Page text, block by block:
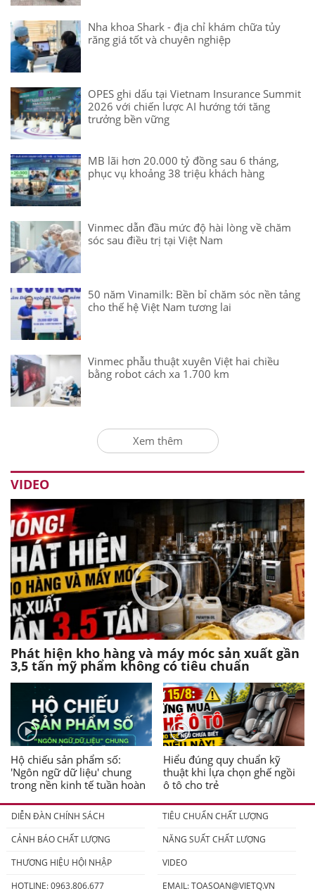
Nha khoa Shark - địa chỉ khám chữa tủy
răng giá tốt và chuyên nghiệp
OPES ghi dấu tại Vietnam Insurance Summit
2026 với chiến lược AI hướng tới tăng
trưởng bền vững
MB lãi hơn 20.000 tỷ đồng sau 6 tháng,
phục vụ khoảng 38 triệu khách hàng
Vinmec dẫn đầu mức độ hài lòng về chăm
sóc sau điều trị tại Việt Nam
50 năm Vinamilk: Bền bỉ chăm sóc nền tảng
cho thế hệ Việt Nam tương lai
Vinmec phẫu thuật xuyên Việt hai chiều
bằng robot cách xa 1.700 km
Xem thêm
VIDEO
Phát hiện kho hàng và máy móc sản xuất gần
3,5 tấn mỹ phẩm không có tiêu chuẩn
Hộ chiếu sản phẩm số:
'Ngôn ngữ dữ liệu' chung
trong nền kinh tế tuần hoàn
Hiểu đúng quy chuẩn kỹ
thuật khi lựa chọn ghế ngồi
ô tô cho trẻ
DIỄN ĐÀN CHÍNH SÁCH
TIÊU CHUẨN CHẤT LƯỢNG
CẢNH BÁO CHẤT LƯỢNG
NĂNG SUẤT CHẤT LƯỢNG
THƯƠNG HIỆU HỘI NHẬP
VIDEO
HOTLINE: 0963.806.677
EMAIL:TOASOAN@VIETQ.VN